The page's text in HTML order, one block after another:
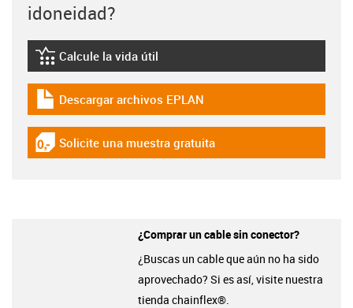
idoneidad?
igus-icon-lebensdauerrechner
Calcule la vida útil
igus-icon-download-plan
Descargar archivos EPLAN
igus-icon-gratismuster
Solicite una muestra gratuita
¿Comprar un cable sin conector?
¿Buscas un cable que aún no ha sido
aprovechado? Si es así, visite nuestra
tienda chainflex®.